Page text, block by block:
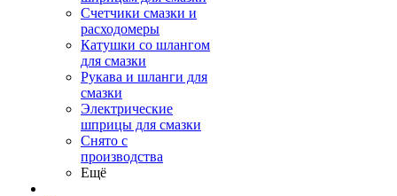
Счетчики смазки и
расходомеры
Катушки со шлангом
для смазки
Рукава и шланги для
смазки
Электрические
шприцы для смазки
Снято с
производства
Ещё